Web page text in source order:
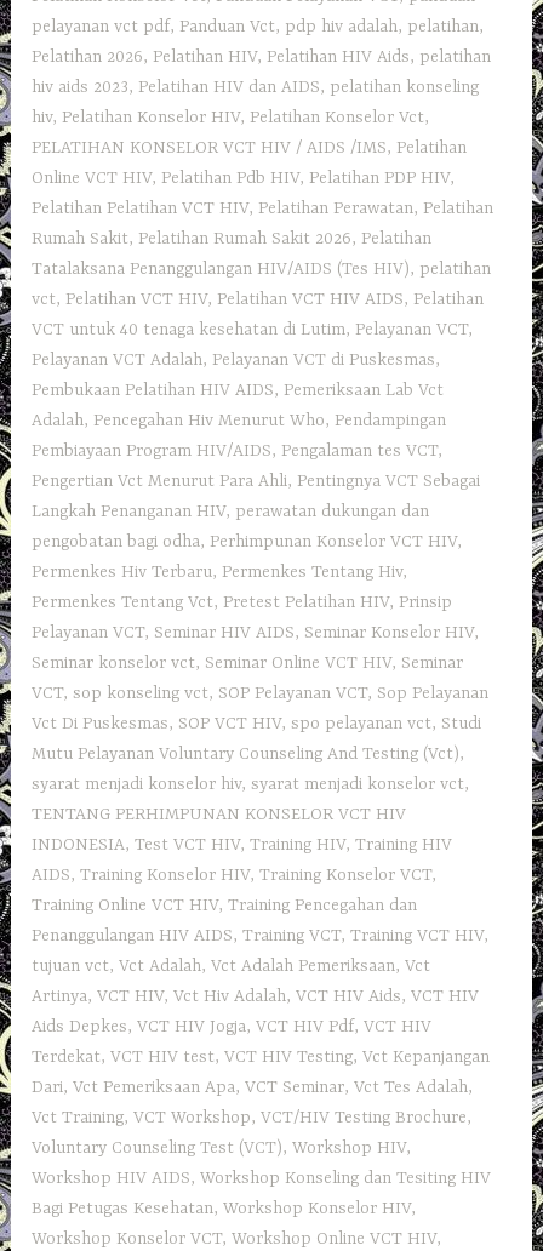
pelayanan vct pdf, Panduan Vct, pdp hiv adalah, pelatihan,
Pelatihan 2026, Pelatihan HIV, Pelatihan HIV Aids, pelatihan
hiv aids 2023, Pelatihan HIV dan AIDS, pelatihan konseling
hiv, Pelatihan Konselor HIV, Pelatihan Konselor Vct,
PELATIHAN KONSELOR VCT HIV / AIDS /IMS, Pelatihan
Online VCT HIV, Pelatihan Pdb HIV, Pelatihan PDP HIV,
Pelatihan Pelatihan VCT HIV, Pelatihan Perawatan, Pelatihan
Rumah Sakit‎, Pelatihan Rumah Sakit 2026, Pelatihan
Tatalaksana Penanggulangan HIV/AIDS (Tes HIV), pelatihan
vct, Pelatihan VCT HIV, Pelatihan VCT HIV AIDS, Pelatihan
VCT untuk 40 tenaga kesehatan di Lutim, Pelayanan VCT,
Pelayanan VCT Adalah, Pelayanan VCT di Puskesmas,
Pembukaan Pelatihan HIV AIDS, Pemeriksaan Lab Vct
Adalah, Pencegahan Hiv Menurut Who, Pendampingan
Pembiayaan Program HIV/AIDS, Pengalaman tes VCT,
Pengertian Vct Menurut Para Ahli, Pentingnya VCT Sebagai
Langkah Penanganan HIV, perawatan dukungan dan
pengobatan bagi odha, Perhimpunan Konselor VCT HIV,
Permenkes Hiv Terbaru, Permenkes Tentang Hiv,
Permenkes Tentang Vct, Pretest Pelatihan HIV, Prinsip
Pelayanan VCT, Seminar HIV AIDS, Seminar Konselor HIV,
Seminar konselor vct, Seminar Online VCT HIV, Seminar
VCT,sop konseling vct, SOP Pelayanan VCT, Sop Pelayanan
Vct Di Puskesmas, SOP VCT HIV,spo pelayanan vct, Studi
Mutu Pelayanan Voluntary Counseling And Testing (Vct),
syarat menjadi konselor hiv,syarat menjadi konselor vct,
TENTANG PERHIMPUNAN KONSELOR VCT HIV
INDONESIA,Test VCT HIV,Training HIV,Training HIV
AIDS,Training Konselor HIV,Training Konselor VCT,
Training Online VCT HIV,Training Pencegahan dan
Penanggulangan HIV AIDS,Training VCT,Training VCT HIV,
tujuan vct,Vct Adalah,Vct Adalah Pemeriksaan,Vct
Artinya,VCT HIV,Vct Hiv Adalah,VCT HIV Aids,VCT HIV
Aids Depkes,VCT HIV Jogja,VCT HIV Pdf,VCT HIV
Terdekat,VCT HIV test,VCT HIV Testing,Vct Kepanjangan
Dari,Vct Pemeriksaan Apa,VCT Seminar,Vct Tes Adalah,
Vct Training,VCT Workshop,VCT/HIV Testing Brochure,
Voluntary Counseling Test (VCT),Workshop HIV,
Workshop HIV AIDS,Workshop Konseling dan Tesiting HIV
Bagi Petugas Kesehatan,Workshop Konselor HIV,
Workshop Konselor VCT,Workshop Online VCT HIV,